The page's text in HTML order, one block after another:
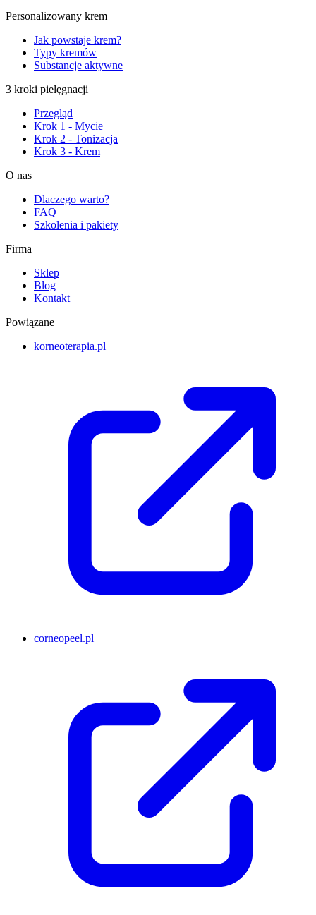
Personalizowany krem
Jak powstaje krem?
Typy kremów
Substancje aktywne
3 kroki pielęgnacji
Przegląd
Krok 1 - Mycie
Krok 2 - Tonizacja
Krok 3 - Krem
O nas
Dlaczego warto?
FAQ
Szkolenia i pakiety
Firma
Sklep
Blog
Kontakt
Powiązane
korneoterapia.pl
corneopeel.pl